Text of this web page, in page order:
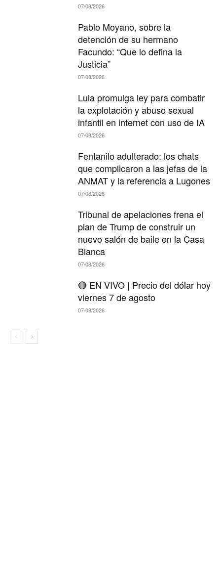
07/08/2026
Pablo Moyano, sobre la
detención de su hermano
Facundo: “Que lo defina la
Justicia”
07/08/2026
Lula promulga ley para combatir
la explotación y abuso sexual
infantil en internet con uso de IA
07/08/2026
Fentanilo adulterado: los chats
que complicaron a las jefas de la
ANMAT y la referencia a Lugones
07/08/2026
Tribunal de apelaciones frena el
plan de Trump de construir un
nuevo salón de baile en la Casa
Blanca
07/08/2026
🔴 EN VIVO | Precio del dólar hoy
viernes 7 de agosto
07/08/2026